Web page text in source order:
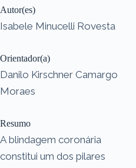
Autor(es)
Isabele Minucelli Rovesta
Orientador(a)
Danilo Kirschner Camargo
Moraes
Resumo
A blindagem coronária
constitui um dos pilares